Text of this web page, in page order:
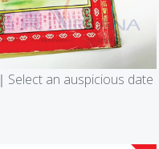
｜Select an auspicious date